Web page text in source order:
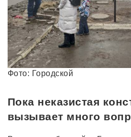
Фото: Городской
Пока неказистая
вызывает много